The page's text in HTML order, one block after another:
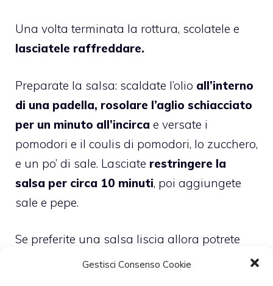
Gestisci Consenso Cookie
Una volta terminata la rottura, scolatele e
lasciatele raffreddare.
Preparate la salsa: scaldate l’olio all’interno
di una padella, rosolare l’aglio schiacciato
per un minuto all’incirca e versate i
pomodori e il coulis di pomodori, lo zucchero,
e un po’ di sale. Lasciate restringere la
salsa per circa 10 minuti, poi aggiungete
sale e pepe.
Se preferite una salsa liscia allora potrete
frullarla, altrimenti lasciatela in questo